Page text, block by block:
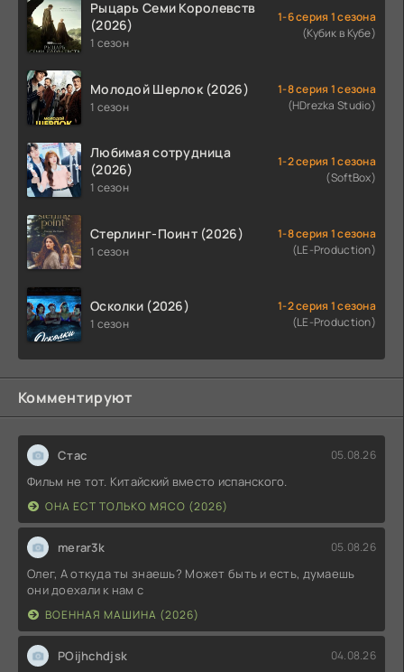
Рыцарь Семи Королевств
(2026)
1 сезон
1-6 серия 1 сезона
(Кубик в Кубе)
Молодой Шерлок (2026)
1 сезон
1-8 серия 1 сезона
(HDrezka Studio)
Любимая сотрудница
(2026)
1 сезон
1-2 серия 1 сезона
(SoftBox)
Стерлинг-Поинт (2026)
1 сезон
1-8 серия 1 сезона
(LE-Production)
Осколки (2026)
1 сезон
1-2 серия 1 сезона
(LE-Production)
Комментируют
Стас 05.08.26
Фильм не тот. Китайский вместо испанского.
ОНА ЕСТ ТОЛЬКО МЯСО (2026)
merar3k 05.08.26
Олег, А откуда ты знаешь? Может быть и есть, думаешь
они доехали к нам с
ВОЕННАЯ МАШИНА (2026)
POijhchdjsk 04.08.26